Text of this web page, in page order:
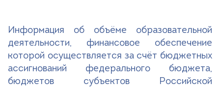
Поиск
Версия для слабовидящих
+7 (499) 490-03-03
+7 (800) 600-31-41
8:00-20:00 будни
8:00-18:00 выходные
Информация об объёме образовательной
деятельности, финансовое обеспечение
которой осуществляется за счёт бюджетных
ассигнований федерального бюджета,
бюджетов субъектов Российской